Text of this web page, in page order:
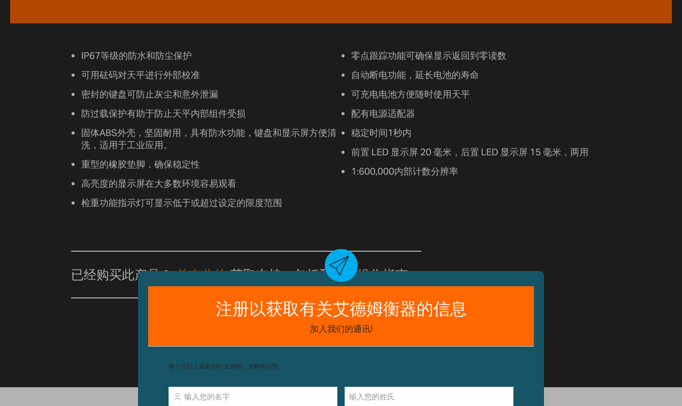
IP67等级的防水和防尘保护
可用砝码对天平进行外部校准
密封的键盘可防止灰尘和意外泄漏
防过载保护有助于防止天平内部组件受损
固体ABS外壳，坚固耐用，具有防水功能，键盘和显示屏方便清
洗，适用于工业应用。
重型的橡胶垫脚，确保稳定性
高亮度的显示屏在大多数环境容易观看
检重功能指示灯可显示低于或超过设定的限度范围
零点跟踪功能可确保显示返回到零读数
自动断电功能，延长电池的寿命
可充电电池方便随时使用天平
配有电源适配器
稳定时间1秒内
前置 LED 显示屏 20 毫米，后置 LED 显示屏 15 毫米，两用
1:600,000内部计数分辨率
已经购买此产品？ 单击此处 获取支持，包括配件和操作指南。